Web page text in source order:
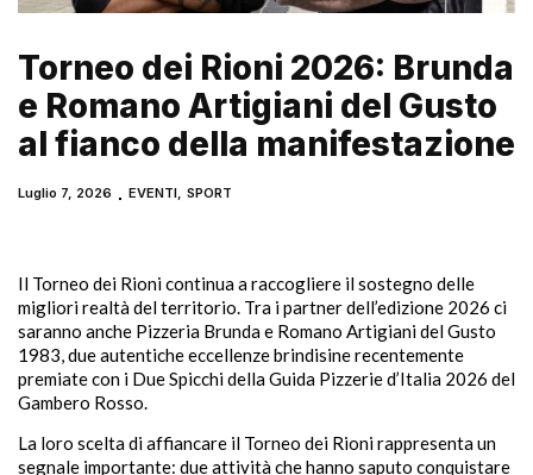
Torneo dei Rioni 2026: Brunda
e Romano Artigiani del Gusto
al fianco della manifestazione
Luglio 7, 2026 EVENTI,SPORT
Il Torneo dei Rioni continua a raccogliere il sostegno delle
migliori realtà del territorio. Tra i partner dell’edizione 2026 ci
saranno anche Pizzeria Brunda e Romano Artigiani del Gusto
1983, due autentiche eccellenze brindisine recentemente
premiate con i Due Spicchi della Guida Pizzerie d’Italia 2026 del
Gambero Rosso.
La loro scelta di affiancare il Torneo dei Rioni rappresenta un
segnale importante: due attività che hanno saputo conquistare